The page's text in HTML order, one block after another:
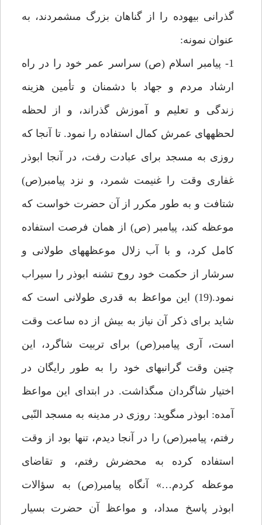
گذرانى بيهوده را از گناهان بزرگ مى‏شمردند، به
عنوان نمونه:
1- پيامبر اسلام (ص) سراسر عمر خود را در راه
ارشاد مردم و جهاد با دشمنان و تأمين هزينه
زندگى و تعليم و آموزش گذراند، و از لحظه
لحظه‏هاى عمرش كمال استفاده را نمود. تا آن‏جا كه
روزى به مسجد براى عبادت رفت، در آن‏جا ابوذر
غفارى وقت را غنيمت شمرد، و نزد پيامبر(ص)
شتافت و به طور مكرر از آن حضرت خواست كه
موعظه كند، پيامبر (ص) از همان فرصت استفاده
كامل كرد، و با آب زلال موعظه‏هاى طولانى و
سرشار از حكمت خود روح تشنه ابوذر را سيراب
نمود.(19) اين مواعظ به قدرى طولانى است كه
شايد براى ذكر آن نياز به بيش از ده ساعت وقت
است، آرى پيامبر(ص) براى تربيت شاگرد، اين
چنين وقت گرانبهاى خود را به طور رايگان در
اختيار شاگردان مى‏گذاشت. در ابتداى اين مواعظ
آمده: ابوذر مى‏گويد: روزى در مدينه به مسجد النّبى
رفتم، پيامبر(ص) را در آنجا ديدم، تنها بود از وقت
استفاده كرده به محضرش رفتم، و تقاضاى
موعظه كردم…» آنگاه پيامبر(ص) به سؤالات
ابوذر پاسخ مى‏داد، و مواعظ آن حضرت بسيار